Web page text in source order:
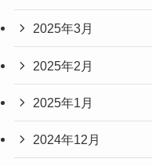
2025年3月
2025年2月
2025年1月
2024年12月